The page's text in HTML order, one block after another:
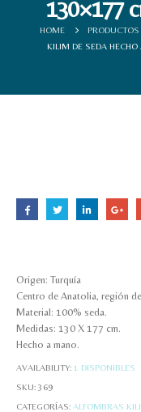
130×177
HOME PRODUCTOS
KILIM DE SEDA
Origen: Turquía
Centro de Anatolia, región
Material: 100% seda.
Medidas: 130 X 177 cm.
Hecho a mano.
AVAILABILITY: 1 DISPONIBLES
SKU: 369
CATEGORÍAS: ALFOMBRAS